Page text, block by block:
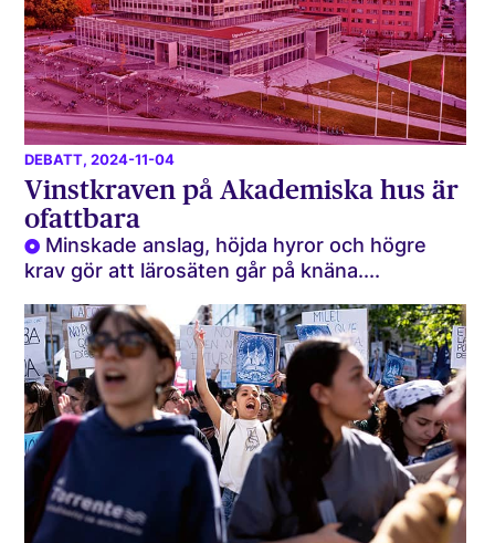
DEBATT, 2024-11-04
Vinstkraven på Akademiska hus är
ofattbara
Minskade anslag, höjda hyror och högre
krav gör att läro­säten går på knäna....